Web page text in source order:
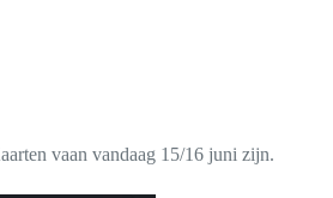
vaan vandaag 15/16 juni zijn.